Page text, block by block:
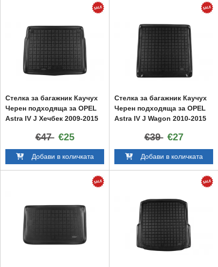
Стелка за багажник Каучух
Черен подходяща за OPEL
Astra IV J Хечбек 2009-2015
€47 €25
Добави в количката
Стелка за багажник Каучух
Черен подходяща за OPEL
Astra IV J Wagon 2010-2015
€39 €27
Добави в количката